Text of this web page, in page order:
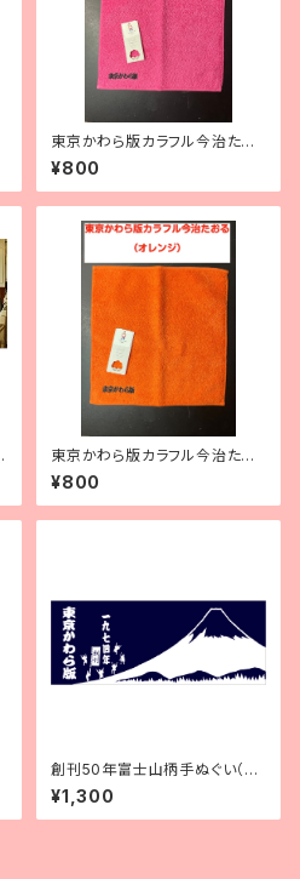
東京かわら版カラフル今治たお
る（ピンク）
¥800
東京かわら版カラフル今治たお
る（オレンジ）
¥800
創刊50年富士山柄手ぬぐい（紺
地に白）
¥1,300